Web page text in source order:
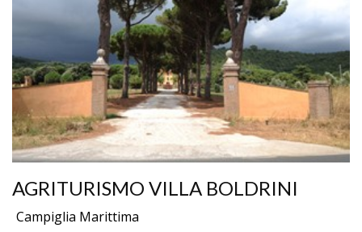
AGRITURISMO VILLA BOLDRINI
Campiglia Marittima